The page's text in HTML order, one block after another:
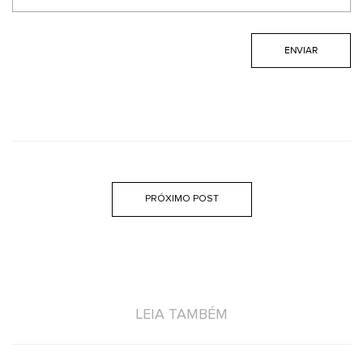
PRÓXIMO POST
LEIA TAMBÉM